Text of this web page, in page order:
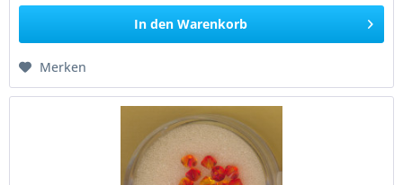
In den Warenkorb
Merken